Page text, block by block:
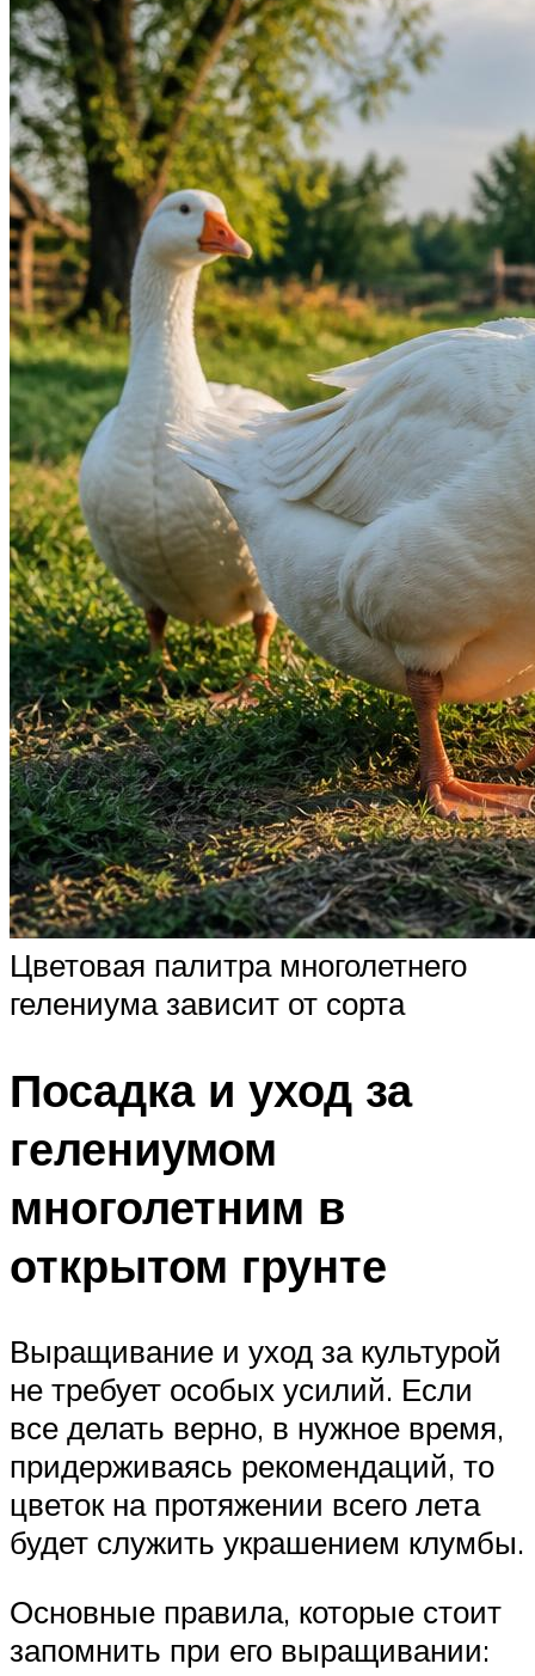
Цветовая палитра многолетнего
гелениума зависит от сорта
Посадка и уход за
гелениумом
многолетним в
открытом грунте
Выращивание и уход за культурой
не требует особых усилий. Если
все делать верно, в нужное время,
придерживаясь рекомендаций, то
цветок на протяжении всего лета
будет служить украшением клумбы.
Основные правила, которые стоит
запомнить при его выращивании: